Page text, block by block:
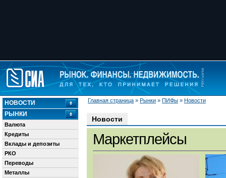
Главная страница » Рынки » ПИФы » Новости
НОВОСТИ
РЫНКИ
Валюта
Кредиты
Вклады и депозиты
РКО
Переводы
Металлы
Новости
Маркетплейсы